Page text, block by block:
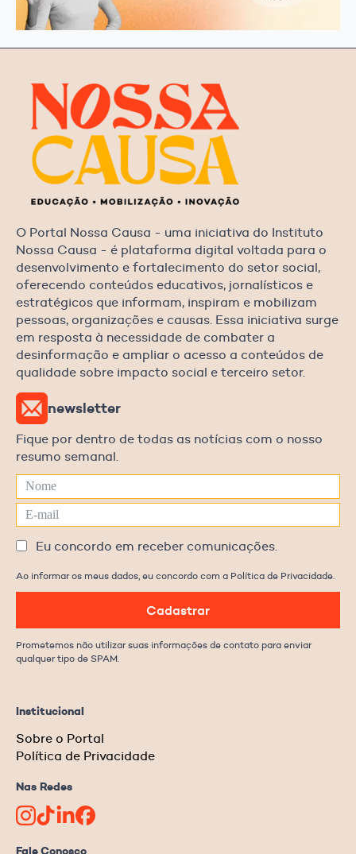
O Portal Nossa Causa - uma iniciativa do Instituto
Nossa Causa - é plataforma digital voltada para o
desenvolvimento e fortalecimento do setor social,
oferecendo conteúdos educativos, jornalísticos e
estratégicos que informam, inspiram e mobilizam
pessoas, organizações e causas. Essa iniciativa surge
em resposta à necessidade de combater a
desinformação e ampliar o acesso a conteúdos de
qualidade sobre impacto social e terceiro setor.
Institucional
Sobre o Portal
Política de Privacidade
Nas Redes
Fale Conosco
newsletter
Fique por dentro de todas as notícias com o nosso
resumo semanal.
Eu concordo em receber comunicações.
Ao informar os meus dados, eu concordo com a Política de Privacidade.
Cadastrar
Prometemos não utilizar suas informações de contato para enviar
qualquer tipo de SPAM.